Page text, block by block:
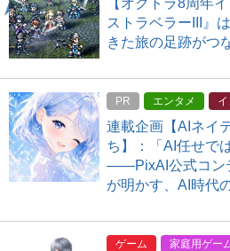
ストラベラーIII』
きた旅の足跡がつ
PR エンタメ
連載企画【AIネイ
ち】：「AI任せで
――PixAI公式コン
が明かす、AI時代
ゲーム 家庭用ゲー